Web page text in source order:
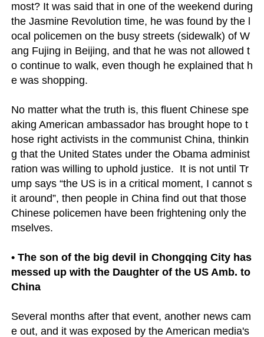
most? It was said that in one of the weekend during
the Jasmine Revolution time, he was found by the l
ocal policemen on the busy streets (sidewalk) of W
ang Fujing in Beijing, and that he was not allowed t
o continue to walk, even though he explained that h
e was shopping.
No matter what the truth is, this fluent Chinese spe
aking American ambassador has brought hope to t
hose right activists in the communist China, thinkin
g that the United States under the Obama administ
ration was willing to uphold justice.  It is not until Tr
ump says “the US is in a critical moment, I cannot s
it around”, then people in China find out that those
Chinese policemen have been frightening only the
mselves.
• The son of the big devil in Chongqing City has
messed up with the Daughter of the US Amb. to
China
Several months after that event, another news cam
e out, and it was exposed by the American media's